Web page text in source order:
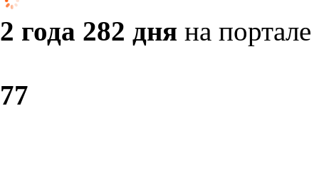
2 года 282 дня на портале
77